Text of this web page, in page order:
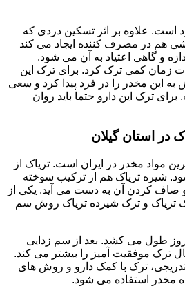
علاوه بر اثر تسکین دردی که
هم در مصرف کننده ایجاد می کند
و گاهی اعتیاد به آن می شود.
زمان کمی ترک کرد. برای ترک این
به این مخدر را در فرد پیدا کرد و سعی
ترک این دارو حتما باید روان
در استان گیلان
مواد مخدر در ایران است. تریاک از
شیره تریاک هم از ترکیب سوخته
صاف کردن آن به دست می آید. یکی از
تریاک و ترک شیرده تریاک روش سم
زدایی تریاک تقریبا ۱۴ روز طول می کشد. بعد از سم زدایی
ترک موفقیت آمیز را بیشتر می کند.
ترک با کمک دارو و روش های
مخدر استفاده می شود.